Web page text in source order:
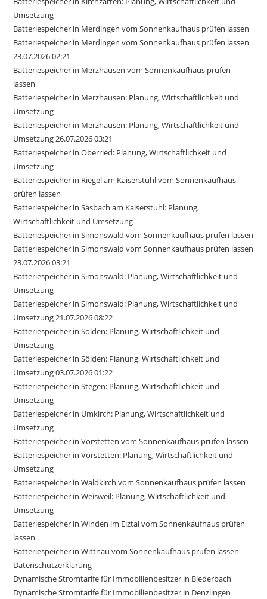
Umsetzung
Batteriespeicher in Merdingen vom Sonnenkaufhaus prüfen lassen
Batteriespeicher in Merdingen vom Sonnenkaufhaus prüfen lassen
23.07.2026 02:21
Batteriespeicher in Merzhausen vom Sonnenkaufhaus prüfen
lassen
Batteriespeicher in Merzhausen: Planung, Wirtschaftlichkeit und
Umsetzung
Batteriespeicher in Merzhausen: Planung, Wirtschaftlichkeit und
Umsetzung 26.07.2026 03:21
Batteriespeicher in Oberried: Planung, Wirtschaftlichkeit und
Umsetzung
Batteriespeicher in Riegel am Kaiserstuhl vom Sonnenkaufhaus
prüfen lassen
Batteriespeicher in Sasbach am Kaiserstuhl: Planung,
Wirtschaftlichkeit und Umsetzung
Batteriespeicher in Simonswald vom Sonnenkaufhaus prüfen lassen
Batteriespeicher in Simonswald vom Sonnenkaufhaus prüfen lassen
23.07.2026 03:21
Batteriespeicher in Simonswald: Planung, Wirtschaftlichkeit und
Umsetzung
Batteriespeicher in Simonswald: Planung, Wirtschaftlichkeit und
Umsetzung 21.07.2026 08:22
Batteriespeicher in Sölden: Planung, Wirtschaftlichkeit und
Umsetzung
Batteriespeicher in Sölden: Planung, Wirtschaftlichkeit und
Umsetzung 03.07.2026 01:22
Batteriespeicher in Stegen: Planung, Wirtschaftlichkeit und
Umsetzung
Batteriespeicher in Umkirch: Planung, Wirtschaftlichkeit und
Umsetzung
Batteriespeicher in Vörstetten vom Sonnenkaufhaus prüfen lassen
Batteriespeicher in Vörstetten: Planung, Wirtschaftlichkeit und
Umsetzung
Batteriespeicher in Waldkirch vom Sonnenkaufhaus prüfen lassen
Batteriespeicher in Weisweil: Planung, Wirtschaftlichkeit und
Umsetzung
Batteriespeicher in Winden im Elztal vom Sonnenkaufhaus prüfen
lassen
Batteriespeicher in Wittnau vom Sonnenkaufhaus prüfen lassen
Datenschutzerklärung
Dynamische Stromtarife für Immobilienbesitzer in Biederbach
Dynamische Stromtarife für Immobilienbesitzer in Denzlingen